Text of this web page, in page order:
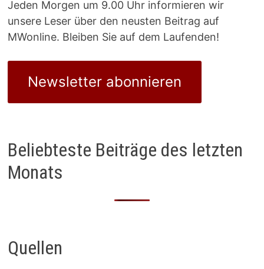
Jeden Morgen um 9.00 Uhr informieren wir
unsere Leser über den neusten Beitrag auf
MWonline. Bleiben Sie auf dem Laufenden!
Newsletter abonnieren
Beliebteste Beiträge des letzten
Monats
Quellen